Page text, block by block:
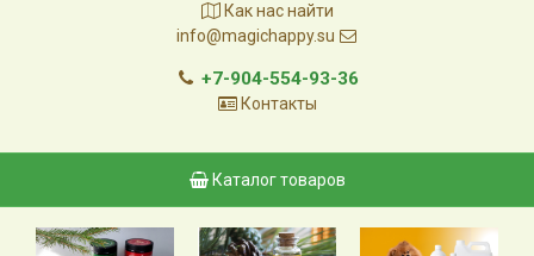
Как нас найти
info@magichappy.su
+7-904-554-93-36
Контакты
Каталог товаров